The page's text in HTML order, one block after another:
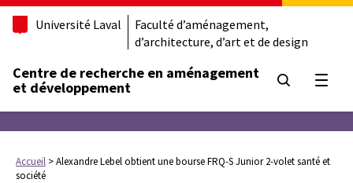
Université Laval
Faculté d’aménagement,
d’architecture, d’art et de design
Centre de recherche en aménagement
et développement
Accueil >Alexandre Lebel obtient une bourse FRQ-S Junior 2-volet santé et
société